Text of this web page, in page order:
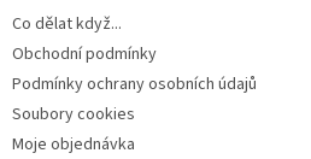
Co dělat když...
Obchodní podmínky
Podmínky ochrany osobních údajů
Soubory cookies
Moje objednávka